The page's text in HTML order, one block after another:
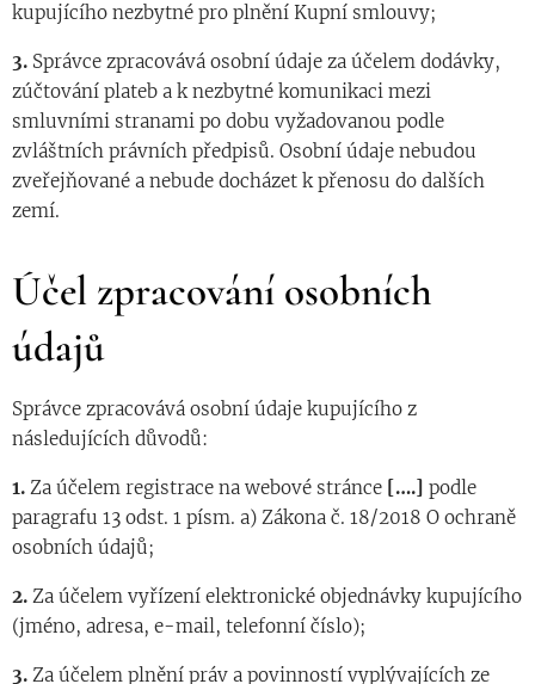
kupujícího nezbytné pro plnění Kupní smlouvy;
3. Správce zpracovává osobní údaje za účelem dodávky,
zúčtování plateb a k nezbytné komunikaci mezi
smluvními stranami po dobu vyžadovanou podle
zvláštních právních předpisů. Osobní údaje nebudou
zveřejňované a nebude docházet k přenosu do dalších
zemí.
Účel zpracování osobních
údajů
Správce zpracovává osobní údaje kupujícího z
následujících důvodů:
1. Za účelem registrace na webové stránce [….] podle
paragrafu 13 odst. 1 písm. a) Zákona č. 18/2018 O ochraně
osobních údajů;
2. Za účelem vyřízení elektronické objednávky kupujícího
(jméno, adresa, e-mail, telefonní číslo);
3. Za účelem plnění práv a povinností vyplývajících ze